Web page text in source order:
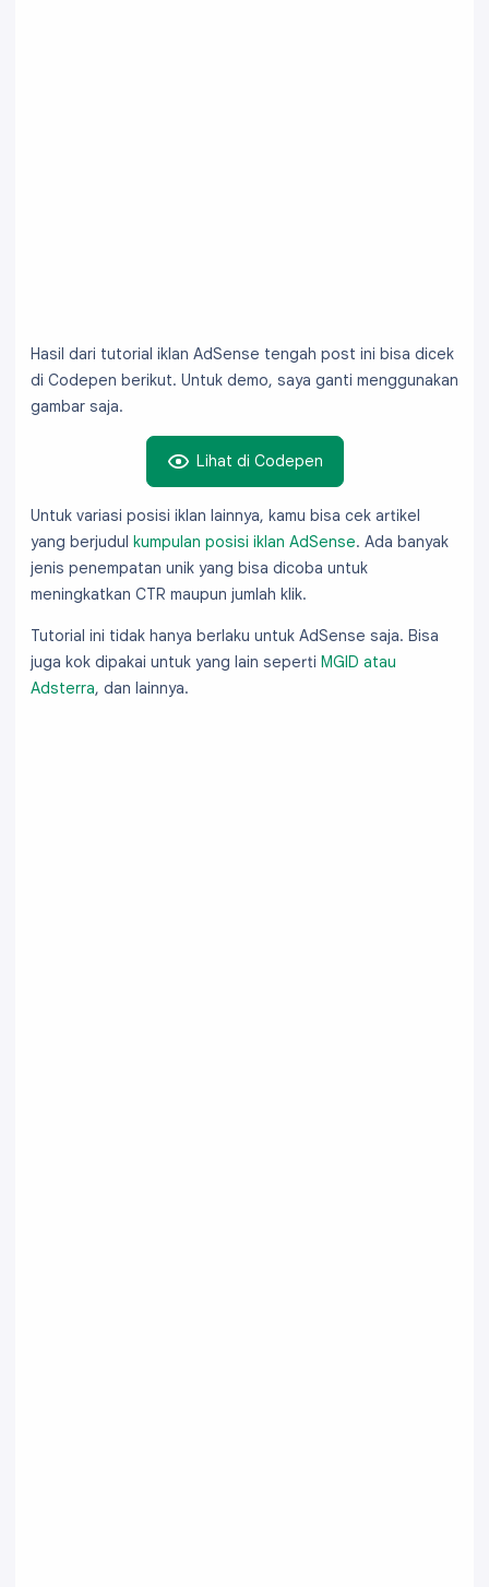
Hasil dari tutorial iklan AdSense tengah post ini bisa dicek
di Codepen berikut. Untuk demo, saya ganti menggunakan
gambar saja.
Lihat di Codepen
Untuk variasi posisi iklan lainnya, kamu bisa cek artikel
yang berjudul kumpulan posisi iklan AdSense. Ada banyak
jenis penempatan unik yang bisa dicoba untuk
meningkatkan CTR maupun jumlah klik.
Tutorial ini tidak hanya berlaku untuk AdSense saja. Bisa
juga kok dipakai untuk yang lain seperti MGID atau
Adsterra, dan lainnya.